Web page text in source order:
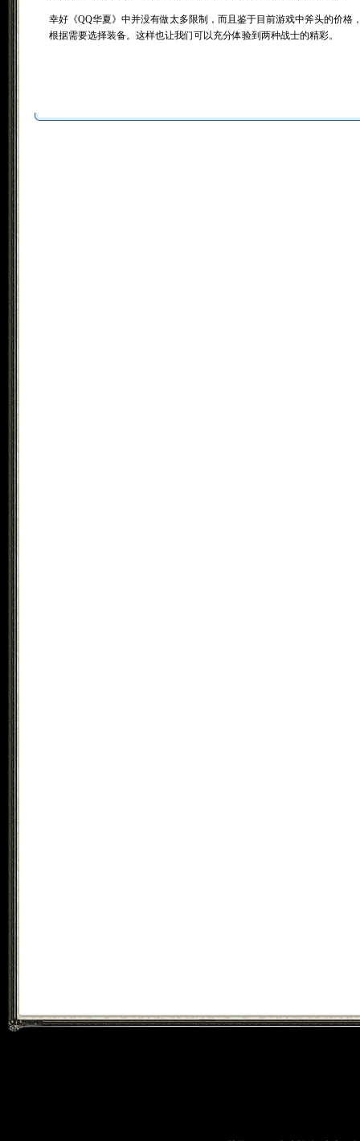
幸好《QQ华夏》中并没有做太多限制，而且鉴于目前游戏中斧头的价
根据需要选择装备。这样也让我们可以充分体验到两种战士的精彩。